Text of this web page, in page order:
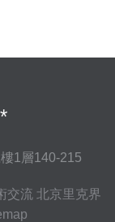
1層140-215
交流 北京里克界